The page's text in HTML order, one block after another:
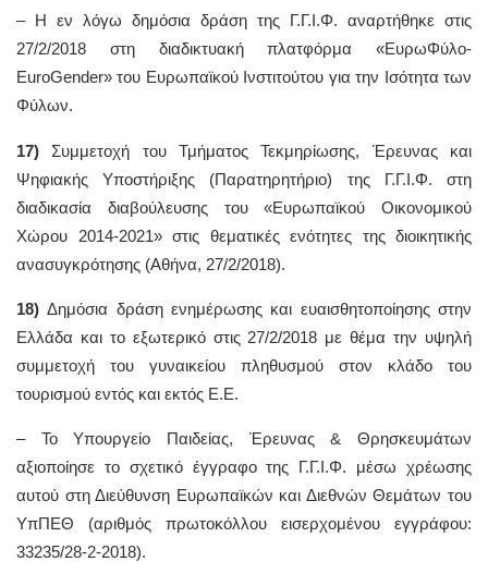
– Η εν λόγω δημόσια δράση της Γ.Γ.Ι.Φ. αναρτήθηκε στις
27/2/2018 στη διαδικτυακή πλατφόρμα «ΕυρωΦύλο-
EuroGender» του Ευρωπαϊκού Ινστιτούτου για την Ισότητα των
Φύλων.
17) Συμμετοχή του Τμήματος Τεκμηρίωσης, Έρευνας και
Ψηφιακής Υποστήριξης (Παρατηρητήριο) της Γ.Γ.Ι.Φ. στη
διαδικασία διαβούλευσης του «Ευρωπαϊκού Οικονομικού
Χώρου 2014-2021» στις θεματικές ενότητες της διοικητικής
ανασυγκρότησης (Αθήνα, 27/2/2018).
18) Δημόσια δράση ενημέρωσης και ευαισθητοποίησης στην
Ελλάδα και το εξωτερικό στις 27/2/2018 με θέμα την υψηλή
συμμετοχή του γυναικείου πληθυσμού στον κλάδο του
τουρισμού εντός και εκτός Ε.Ε.
– To Υπουργείο Παιδείας, Έρευνας & Θρησκευμάτων
αξιοποίησε το σχετικό έγγραφο της Γ.Γ.Ι.Φ. μέσω χρέωσης
αυτού στη Διεύθυνση Ευρωπαϊκών και Διεθνών Θεμάτων του
ΥπΠΕΘ (αριθμός πρωτοκόλλου εισερχομένου εγγράφου:
33235/28-2-2018).